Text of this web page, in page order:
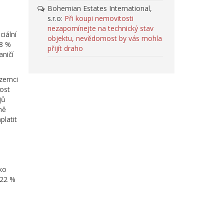
%
%
Bohemian Estates International,
s.r.o: Při koupi nemovitosti
nezapomínejte na technický stav
objektu, nevědomost by vás mohla
přijít draho